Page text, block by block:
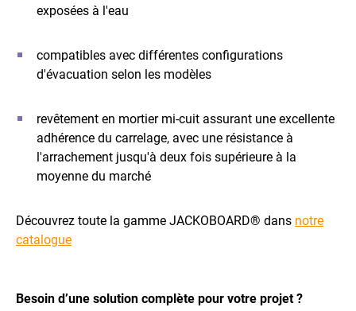
exposées à l'eau
compatibles avec différentes configurations
d'évacuation selon les modèles
revêtement en mortier mi-cuit assurant une excellente
adhérence du carrelage, avec une résistance à
l'arrachement jusqu'à deux fois supérieure à la
moyenne du marché
Découvrez toute la gamme JACKOBOARD® dans notre
catalogue
Besoin d’une solution complète pour votre projet ?